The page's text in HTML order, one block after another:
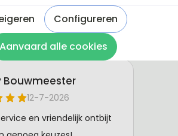
Configureren
Aanvaard alle cookies